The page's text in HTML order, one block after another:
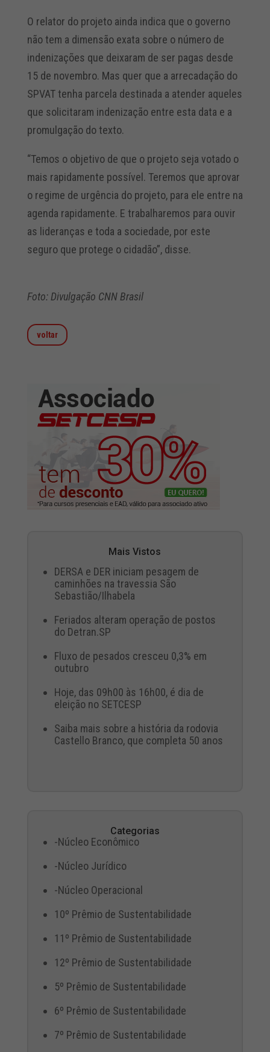
O relator do projeto ainda indica que o governo
não tem a dimensão exata sobre o número de
indenizações que deixaram de ser pagas desde
15 de novembro. Mas quer que a arrecadação do
SPVAT tenha parcela destinada a atender aqueles
que solicitaram indenização entre esta data e a
promulgação do texto.
“Temos o objetivo de que o projeto seja votado o
mais rapidamente possível. Teremos que aprovar
o regime de urgência do projeto, para ele entre na
agenda rapidamente. E trabalharemos para ouvir
as lideranças e toda a sociedade, por este
seguro que protege o cidadão”, disse.
Foto: Divulgação CNN Brasil
voltar
Mais Vistos
DERSA e DER iniciam pesagem de
caminhões na travessia São
Sebastião/Ilhabela
Feriados alteram operação de postos
do Detran.SP
Fluxo de pesados cresceu 0,3% em
outubro
Hoje, das 09h00 às 16h00, é dia de
eleição no SETCESP
Saiba mais sobre a história da rodovia
Castello Branco, que completa 50 anos
Categorias
-Núcleo Econômico
-Núcleo Jurídico
-Núcleo Operacional
10º Prêmio de Sustentabilidade
11º Prêmio de Sustentabilidade
12º Prêmio de Sustentabilidade
5º Prêmio de Sustentabilidade
6º Prêmio de Sustentabilidade
7º Prêmio de Sustentabilidade